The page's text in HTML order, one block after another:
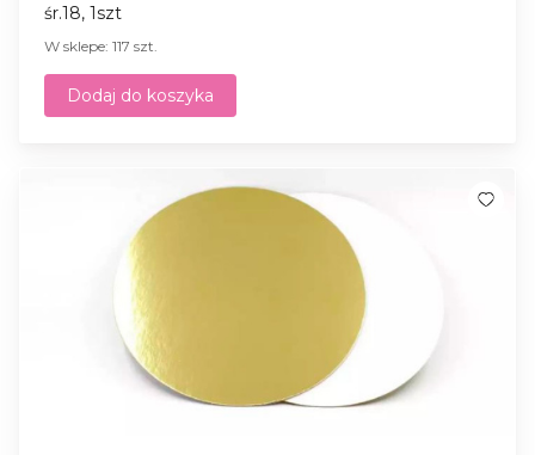
śr.18, 1szt
W sklepe: 117 szt.
Dodaj do koszyka